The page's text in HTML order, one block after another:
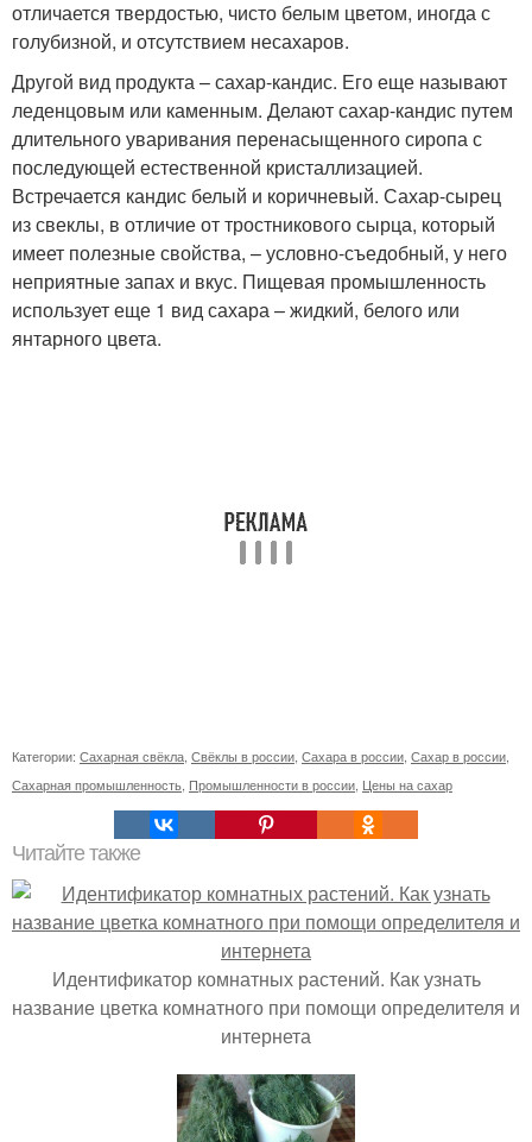
отличается твердостью, чисто белым цветом, иногда с
голубизной, и отсутствием несахаров.
Другой вид продукта – сахар-кандис. Его еще называют
леденцовым или каменным. Делают сахар-кандис путем
длительного уваривания перенасыщенного сиропа с
последующей естественной кристаллизацией.
Встречается кандис белый и коричневый. Сахар-сырец
из свеклы, в отличие от тростникового сырца, который
имеет полезные свойства, – условно-съедобный, у него
неприятные запах и вкус. Пищевая промышленность
использует еще 1 вид сахара – жидкий, белого или
янтарного цвета.
Категории: Сахарная свёкла Свёклы в россии Сахара в россии Сахар в россии
Сахарная промышленность Промышленности в россии Цены на сахар
Читайте также
Идентификатор комнатных растений. Как узнать
название цветка комнатного при помощи определителя и
интернета